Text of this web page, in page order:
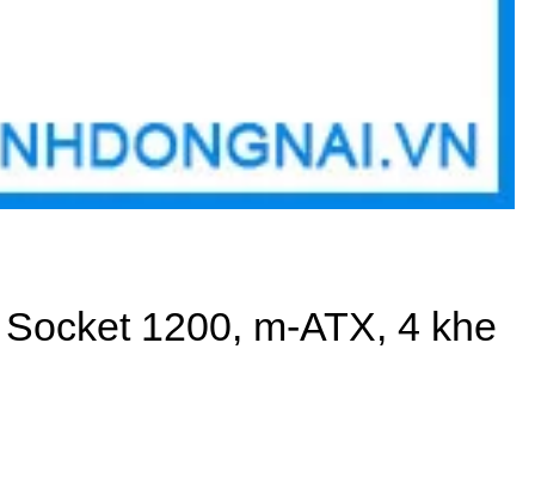
1200, m-ATX, 4 khe